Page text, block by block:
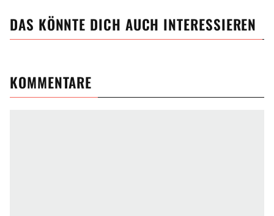
DAS KÖNNTE DICH AUCH INTERESSIEREN
KOMMENTARE